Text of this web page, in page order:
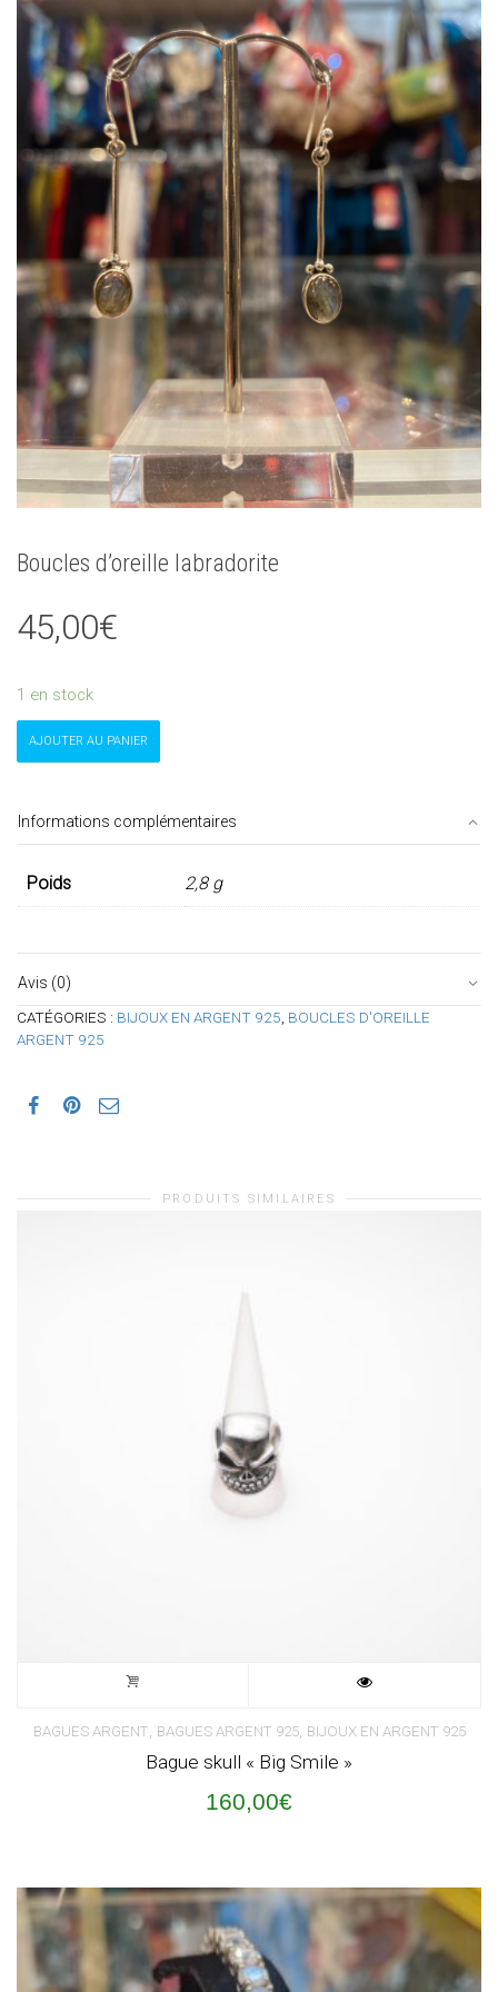
Boucles d’oreille labradorite
45,00€
1 en stock
quantité
de
labradorite
AJOUTER AU PANIER
Informations complémentaires
Poids 2,8 g
Avis (0)
CATÉGORIES : BIJOUX EN ARGENT 925 BOUCLES D'OREILLE
ARGENT 925
PRODUITS SIMILAIRES
BAGUES ARGENT, BAGUES ARGENT 925, BIJOUX EN ARGENT 925
Bague skull « Big Smile »
160,00€